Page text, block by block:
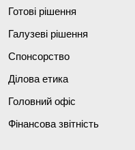
Готові рішення
Галузеві рішення
Спонсорство
Ділова етика
Головний офіс
Фінансова звітність